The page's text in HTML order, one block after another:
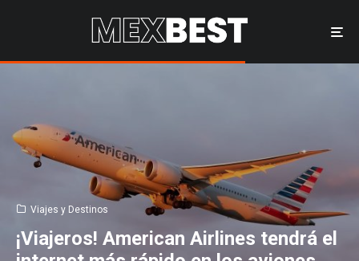
Viajes y Destinos
¡Viajeros! American Airlines tendrá el